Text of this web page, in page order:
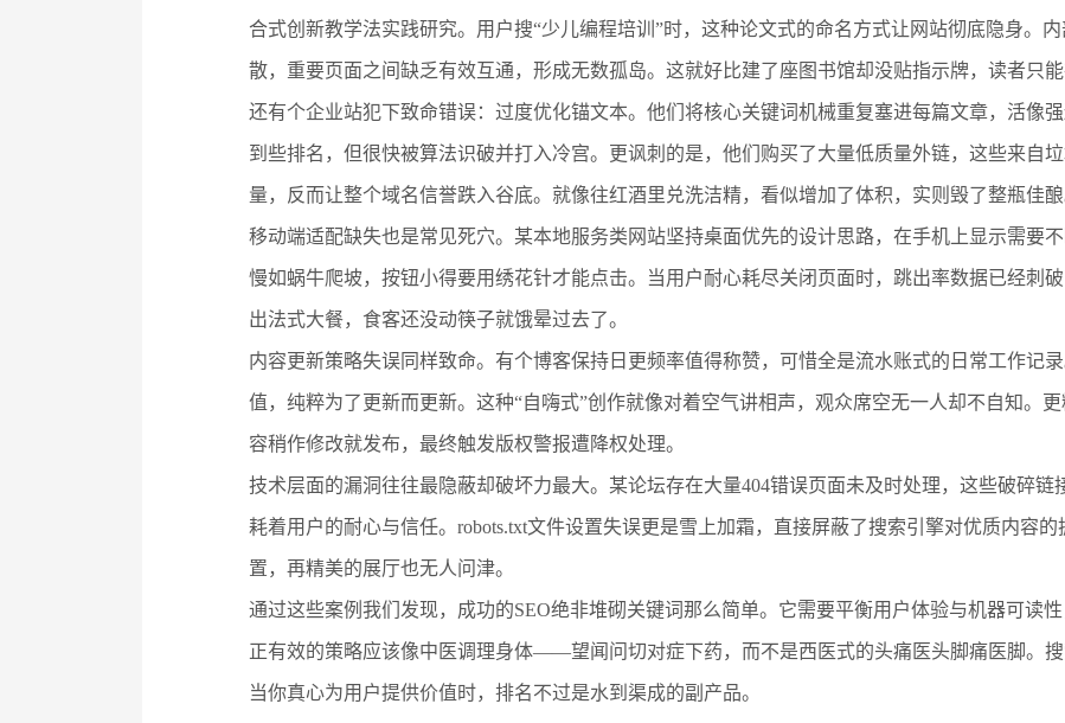
合式创新教学法实践研究。用户搜“少儿编程培训”时，这种论文式的命名方式让网站彻底隐身。
散，重要页面之间缺乏有效互通，形成无数孤岛。这就好比建了座图书馆却没贴指示牌，读者只能
还有个企业站犯下致命错误：过度优化锚文本。他们将核心关键词机械重复塞进每篇文章，活像
到些排名，但很快被算法识破并打入冷宫。更讽刺的是，他们购买了大量低质量外链，这些来自
量，反而让整个域名信誉跌入谷底。就像往红酒里兑洗洁精，看似增加了体积，实则毁了整瓶佳酿
移动端适配缺失也是常见死穴。某本地服务类网站坚持桌面优先的设计思路，在手机上显示需要
慢如蜗牛爬坡，按钮小得要用绣花针才能点击。当用户耐心耗尽关闭页面时，跳出率数据已经刺
出法式大餐，食客还没动筷子就饿晕过去了。
内容更新策略失误同样致命。有个博客保持日更频率值得称赞，可惜全是流水账式的日常工作记
值，纯粹为了更新而更新。这种“自嗨式”创作就像对着空气讲相声，观众席空无一人却不自知。
容稍作修改就发布，最终触发版权警报遭降权处理。
技术层面的漏洞往往最隐蔽却破坏力最大。某论坛存在大量404错误页面未及时处理，这些破碎链
耗着用户的耐心与信任。robots.txt文件设置失误更是雪上加霜，直接屏蔽了搜索引擎对优质内容
置，再精美的展厅也无人问津。
通过这些案例我们发现，成功的SEO绝非堆砌关键词那么简单。它需要平衡用户体验与机器可读
正有效的策略应该像中医调理身体——望闻问切对症下药，而不是西医式的头痛医头脚痛医脚。搜
当你真心为用户提供价值时，排名不过是水到渠成的副产品。